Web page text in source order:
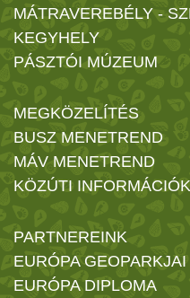
MÁTRAVEREBÉLY -
KEGYHELY
PÁSZTÓI MÚZEUM
MEGKÖZELÍTÉS
BUSZ MENETREND
MÁV MENETREND
KÖZÚTI INFORMÁCIÓK
PARTNEREINK
EURÓPA GEOPARKJAI
EURÓPA DIPLOMA